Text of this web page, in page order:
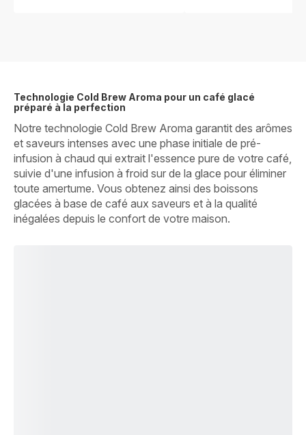
Technologie Cold Brew Aroma pour un café glacé
préparé à la perfection
Notre technologie Cold Brew Aroma garantit des arômes
et saveurs intenses avec une phase initiale de pré-
infusion à chaud qui extrait l'essence pure de votre café,
suivie d'une infusion à froid sur de la glace pour éliminer
toute amertume. Vous obtenez ainsi des boissons
glacées à base de café aux saveurs et à la qualité
inégalées depuis le confort de votre maison.